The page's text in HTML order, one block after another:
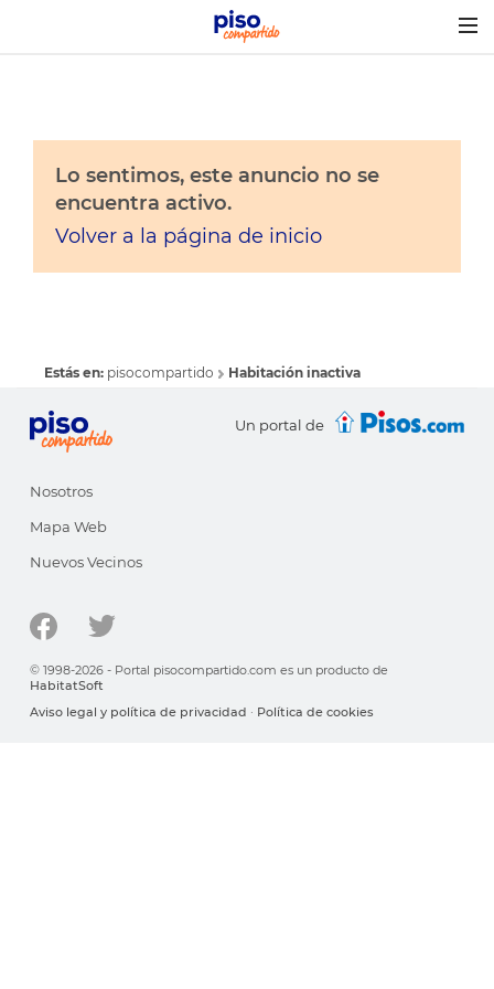
Lo sentimos, este anuncio no se
encuentra activo.
Volver a la página de inicio
Estás en: pisocompartido Habitación inactiva
Un portal de
Nosotros
Mapa Web
Nuevos Vecinos
© 1998-2026 - Portal pisocompartido.com es un producto de
HabitatSoft
Aviso legal y política de privacidad · Política de cookies